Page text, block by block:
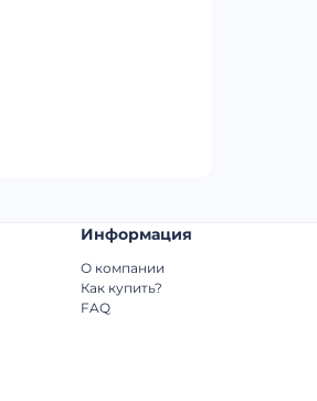
Информация
О компании
Как купить?
FAQ